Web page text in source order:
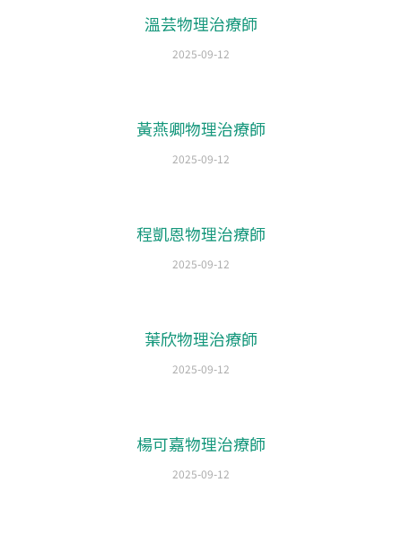
溫芸物理治療師
2025-09-12
黃燕卿物理治療師
2025-09-12
程凱恩物理治療師
2025-09-12
葉欣物理治療師
2025-09-12
楊可嘉物理治療師
2025-09-12